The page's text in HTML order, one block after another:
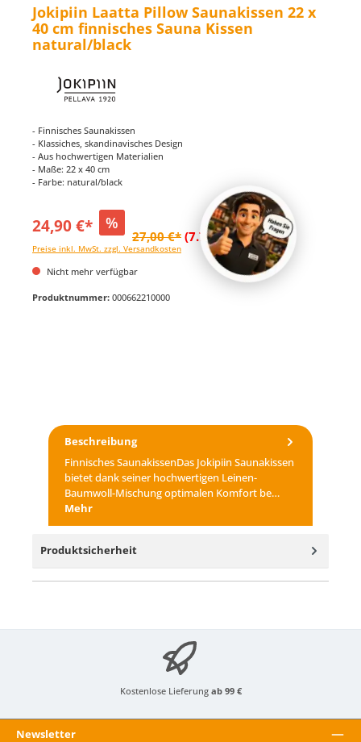
Jokipiin Laatta Pillow Saunakissen 22 x
40 cm finnisches Sauna Kissen
natural/black
- Finnisches Saunakissen
- Klassiches, skandinavisches Design
- Aus hochwertigen Materialien
- Maße: 22 x 40 cm
- Farbe: natural/black
24,90 €* %
27,00 €* (7.78% gespart)
Preise inkl. MwSt. zzgl. Versandkosten
Nicht mehr verfügbar
Produktnummer: 000662210000
Beschreibung
Finnisches SaunakissenDas Jokipiin Saunakissen
bietet dank seiner hochwertigen Leinen-
Baumwoll-Mischung optimalen Komfort be…
Mehr
Produktsicherheit
Kostenlose Lieferung ab 99 €
Newsletter